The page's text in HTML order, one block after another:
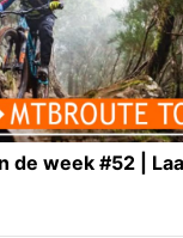
de week #52 |